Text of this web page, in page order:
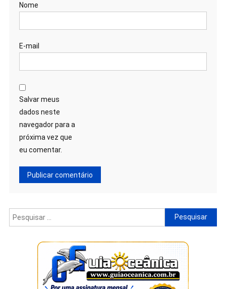
Nome
E-mail
Salvar meus
dados neste
navegador para a
próxima vez que
eu comentar.